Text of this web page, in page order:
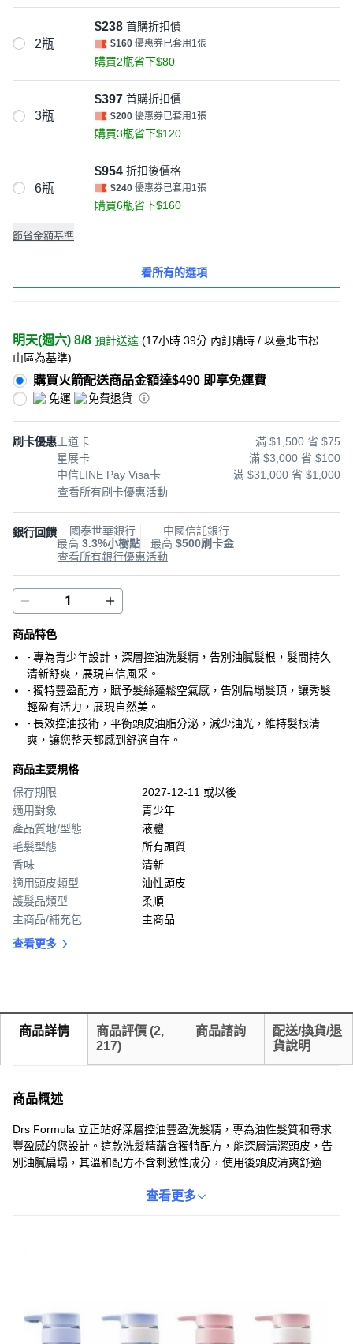
2瓶
$238 首購折扣價
$160 優惠券已套用1張
購買2瓶省下$80
3瓶
$397 首購折扣價
$200 優惠券已套用1張
購買3瓶省下$120
6瓶
$954 折扣後價格
$240 優惠券已套用1張
購買6瓶省下$160
節省金額基準
看所有的選項
明天(週六) 8/8 預計送達 (17小時 39分 內訂購時 / 以臺北市松
山區為基準)
購買火箭配送商品金額達$490 即享免運費
免運 免費退貨
刷卡優惠王道卡
滿 $1,500 省 $75
星展卡
滿 $3,000 省 $100
中信LINE Pay Visa卡
滿 $31,000 省 $1,000
查看所有刷卡優惠活動
銀行回饋
國泰世華銀行
最高 3.3%小樹點
中國信託銀行
最高 $500刷卡金
查看所有銀行優惠活動
商品特色
- 專為青少年設計，深層控油洗髮精，告別油膩髮根，髮間持久
清新舒爽，展現自信風采。
- 獨特豐盈配方，賦予髮絲蓬鬆空氣感，告別扁塌髮頂，讓秀髮
輕盈有活力，展現自然美。
- 長效控油技術，平衡頭皮油脂分泌，減少油光，維持髮根清
爽，讓您整天都感到舒適自在。
商品主要規格
保存期限
2027-12-11 或以後
適用對象
青少年
產品質地/型態
液體
毛髮型態
所有頭質
香味
清新
適用頭皮類型
油性頭皮
護髮品類型
柔順
主商品/補充包
主商品
查看更多
商品詳情 商品評價 (2,
217)
商品諮詢
配送/換貨/退
貨說明
商品概述
Drs Formula 立正站好深層控油豐盈洗髮精，專為油性髮質和尋求
豐盈感的您設計。這款洗髮精蘊含獨特配方，能深層清潔頭皮，告
別油膩扁塌，其溫和配方不含刺激性成分，使用後頭皮清爽舒適，
查看更多